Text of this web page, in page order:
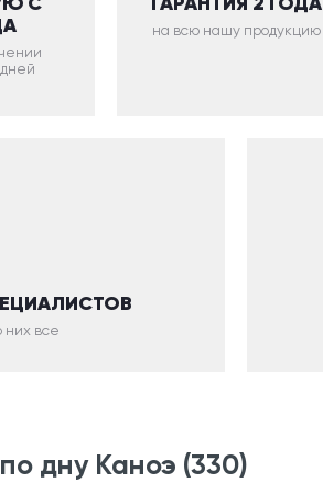
на всю нашу продукцию
них все
дну Каноэ (330)